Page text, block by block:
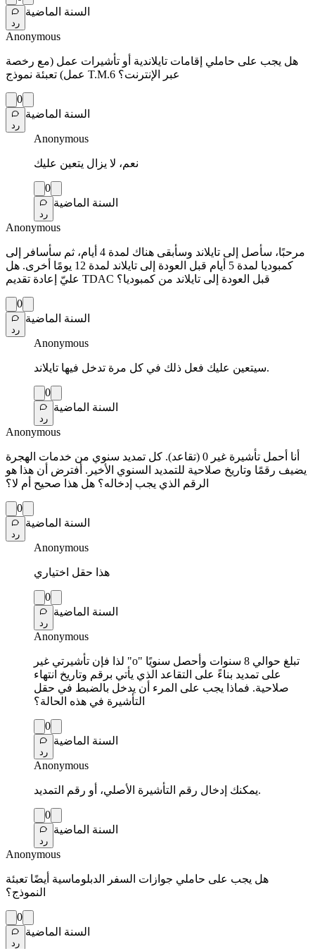
رد
السنة الماضية
Anonymous
هل يجب على حاملي إقامات تايلاندية أو تأشيرات عمل (مع رخصة
عمل) تعبئة نموذج T.M.6 عبر الإنترنت؟
0
رد
السنة الماضية
Anonymous
نعم، لا يزال يتعين عليك
0
رد
السنة الماضية
Anonymous
مرحبًا، سأصل إلى تايلاند وسأبقى هناك لمدة 4 أيام، ثم سأسافر إلى
كمبوديا لمدة 5 أيام قبل العودة إلى تايلاند لمدة 12 يومًا أخرى. هل
عليّ إعادة تقديم TDAC قبل العودة إلى تايلاند من كمبوديا؟
0
رد
السنة الماضية
Anonymous
سيتعين عليك فعل ذلك في كل مرة تدخل فيها تايلاند.
0
رد
السنة الماضية
Anonymous
أنا أحمل تأشيرة غير 0 (تقاعد). كل تمديد سنوي من خدمات الهجرة
يضيف رقمًا وتاريخ صلاحية للتمديد السنوي الأخير. أفترض أن هذا هو
الرقم الذي يجب إدخاله؟ هل هذا صحيح أم لا؟
0
رد
السنة الماضية
Anonymous
هذا حقل اختياري
0
رد
السنة الماضية
Anonymous
لذا فإن تأشيرتي غير "o" تبلغ حوالي 8 سنوات وأحصل سنويًا
على تمديد بناءً على التقاعد الذي يأتي برقم وتاريخ انتهاء
صلاحية. فماذا يجب على المرء أن يدخل بالضبط في حقل
التأشيرة في هذه الحالة؟
0
رد
السنة الماضية
Anonymous
يمكنك إدخال رقم التأشيرة الأصلي، أو رقم التمديد.
0
رد
السنة الماضية
Anonymous
هل يجب على حاملي جوازات السفر الدبلوماسية أيضًا تعبئة
النموذج؟
0
رد
السنة الماضية